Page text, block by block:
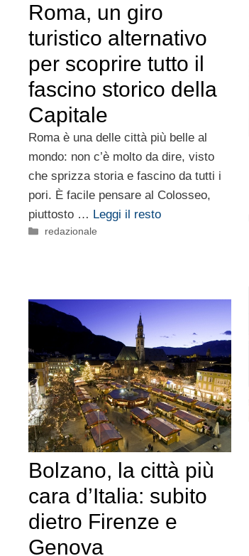
Roma, un giro
turistico alternativo
per scoprire tutto il
fascino storico della
Capitale
Roma è una delle città più belle al
mondo: non c’è molto da dire, visto
che sprizza storia e fascino da tutti i
pori. È facile pensare al Colosseo,
piuttosto … Leggi il resto
Categorie
redazionale
Bolzano, la città più
cara d’Italia: subito
dietro Firenze e
Genova